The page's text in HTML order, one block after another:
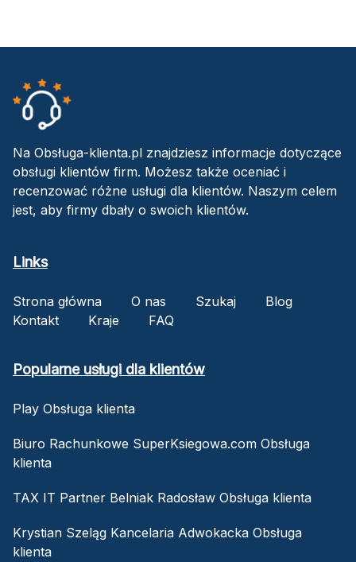
Na Obsługa-klienta.pl znajdziesz informacje dotyczące
obsługi klientów firm. Możesz także oceniać i
recenzować różne usługi dla klientów. Naszym celem
jest, aby firmy dbały o swoich klientów.
Links
Strona główna O nas Szukaj
Blog
Kontakt
Kraje FAQ
Popularne usługi dla klientów
Play Obsługa klienta
Biuro Rachunkowe SuperKsiegowa.com Obsługa
klienta
TAX IT Partner Belniak Radosław Obsługa klienta
Krystian Szeląg Kancelaria Adwokacka Obsługa
klienta